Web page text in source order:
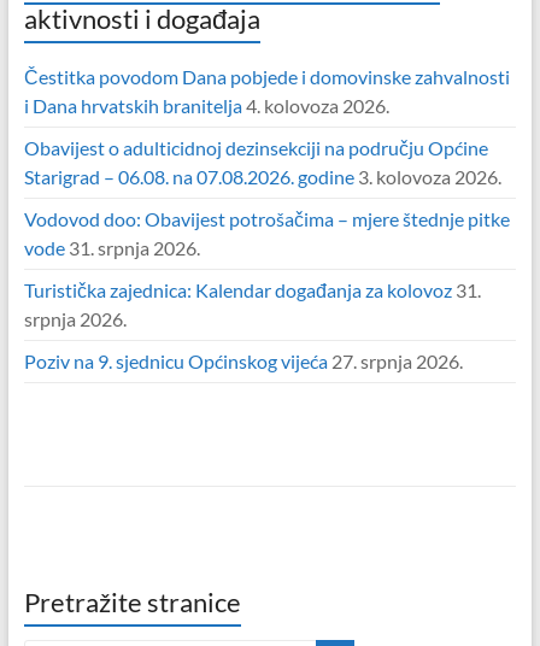
aktivnosti i događaja
Čestitka povodom Dana pobjede i domovinske zahvalnosti
i Dana hrvatskih branitelja4. kolovoza 2026.
Obavijest o adulticidnoj dezinsekciji na području Općine
Starigrad – 06.08. na 07.08.2026. godine 3. kolovoza 2026.
Vodovod doo: Obavijest potrošačima – mjere štednje pitke
vode 31. srpnja 2026.
Turistička zajednica: Kalendar događanja za kolovoz 31.
srpnja 2026.
Poziv na 9. sjednicu Općinskog vijeća 27. srpnja 2026.
Pretražite stranice